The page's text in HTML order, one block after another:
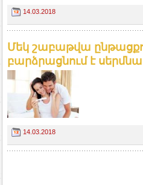
14.03.2018
Մեկ շաբաթվա
բարձրացնում է
14.03.2018